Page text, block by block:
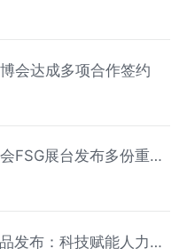
满落幕 热爱永不散场
会达成多项合作签约
FSG展台发布多份重量
发布：科技赋能人力资